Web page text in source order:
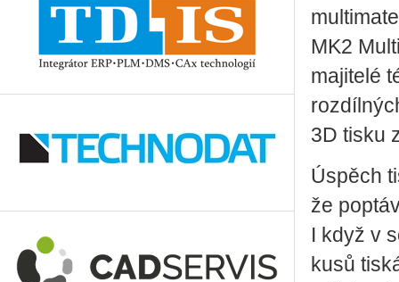
MK2
majitelé
3D tisku
Úspěch
že
I když v
kusů